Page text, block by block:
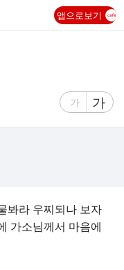
앱으로보기
글
게
가
글
자
게
가
봐라 우찌되나 보자
가소님께서 마음에